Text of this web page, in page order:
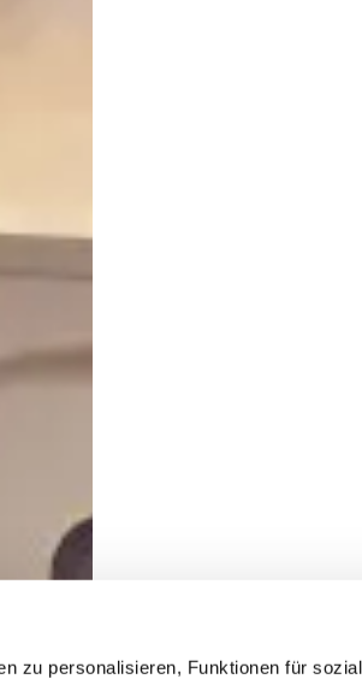
zu personalisieren, Funktionen für